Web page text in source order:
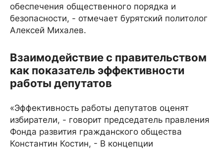
обеспечения общественного порядка и
безопасности, - отмечает бурятский политолог
Алексей Михалев.
Взаимодействие с правительством
как показатель эффективности
работы депутатов
«Эффективность работы депутатов оценят
избиратели, - говорит председатель правления
Фонда развития гражданского общества
Константин Костин, - В концепции